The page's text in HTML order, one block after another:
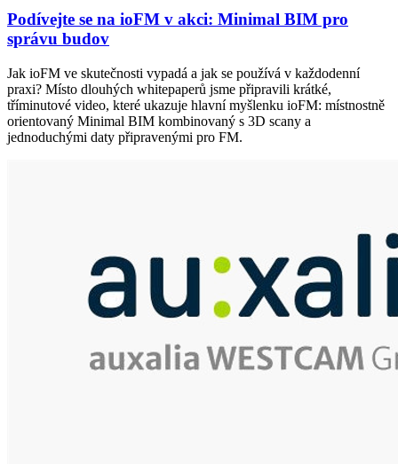
Podívejte se na ioFM v akci: Minimal BIM pro
správu budov
Jak ioFM ve skutečnosti vypadá a jak se používá v každodenní
praxi? Místo dlouhých whitepaperů jsme připravili krátké,
tříminutové video, které ukazuje hlavní myšlenku ioFM: místnostně
orientovaný Minimal BIM kombinovaný s 3D scany a
jednoduchými daty připravenými pro FM.